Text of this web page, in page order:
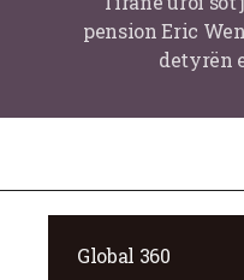
pension Eric
detyrën
Global 360